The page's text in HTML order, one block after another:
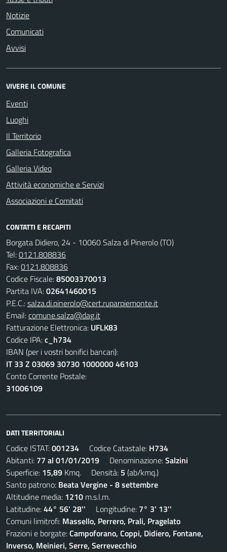
Notizie
Comunicati
Avvisi
VIVERE IL COMUNE
Eventi
Luoghi
Il Territorio
Galleria Fotografica
Galleria Video
Attività economiche e Servizi
Associazioni e Comitati
CONTATTI E RECAPITI
Borgata Didiero, 24 - 10060 Salza di Pinerolo (TO)
Tel:0121.808836
Fax:0121.808836
Codice Fiscale:85003370013
Partita IVA:02641460015
P.E.C.:salza.di.pinerolo@cert.ruparpiemonte.it
Email:comune.salza@dag.it
Fatturazione Elettronica: UFLK83
Codice IPA:c_h734
IBAN (per i vostri bonifici bancari):
IT 33 Z 03069 30730 1000000 46103
Conto Corrente Postale:
31006109
DATI TERRITORIALI
Codice ISTAT:001234 Codice Catastale: H734
Abitanti: 77 al 01/01/2019 Denominazione:Salzini
Superficie: 15,89 Kmq. Densità: 5 (ab/kmq.)
Santo patrono: Beata Vergine - 8 settembre
Altitudine media: 1210 m.s.l.m.
Latitudine:44° 56' 28'' Longitudine: 7° 3' 13''
Comuni limitrofi: Massello, Perrero, Prali, Pragelato
Frazioni e borgate:Campoforano, Coppi, Didiero, Fontane,
Inverso, Meinieri, Serre, Serrevecchio